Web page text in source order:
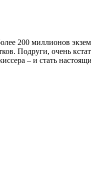
200 миллионов
Подруги, очень
– и стать